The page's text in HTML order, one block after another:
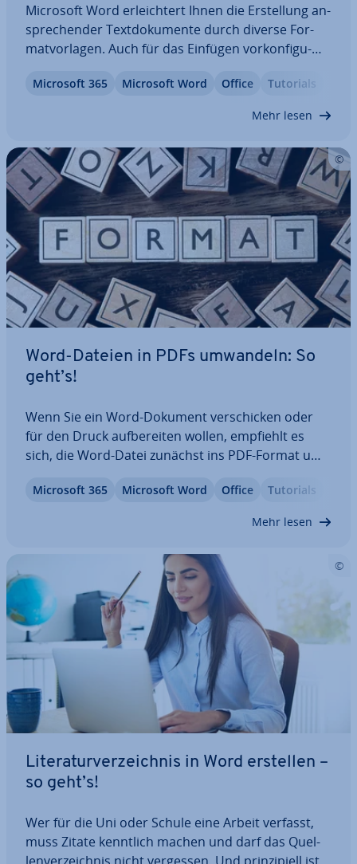
Microsoft Word er­leich­tert Ihnen die Er­stel­lung an­
spre­chen­der Text­do­ku­men­te durch diverse For­
mat­vor­la­gen. Auch für das Einfügen vor­kon­fi­gu­
Verfügung. Wir zeigen Ihnen anhand einer be­bil­
Microsoft 365 Microsoft Word Office Tutorials
Mehr lesen
Word-Dateien in PDFs umwandeln: So
geht’s!
Wenn Sie ein Word-Dokument ver­schi­cken oder
für den Druck auf­be­rei­ten wollen, empfiehlt es
sich, die Word-Datei zunächst ins PDF-Format um­
an der For­ma­tie­rung des Dokuments nichts
Microsoft 365 Microsoft Word Office Tutorials
Mehr lesen
Li­te­ra­tur­ver­zeich­nis in Word erstellen –
so geht’s!
Wer für die Uni oder Schule eine Arbeit verfasst,
muss Zitate kenntlich machen und darf das Quel­